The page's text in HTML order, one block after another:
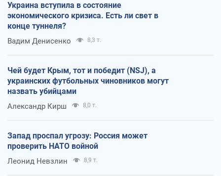
Украина вступила в состояние
экономического кризиса. Есть ли свет в
конце туннеля?
Вадим Денисенко 8,3 т.
Чей будет Крым, тот и победит (NSJ), а
украинских футбольных чиновников могут
назвать убийцами
Александр Кирш 8,0 т.
Запад проспал угрозу: Россия может
проверить НАТО войной
Леонид Невзлин 8,9 т.